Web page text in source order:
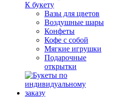
К букету
Вазы для цветов
Воздушные шары
Конфеты
Кофе с собой
Мягкие игрушки
Подарочные
открытки